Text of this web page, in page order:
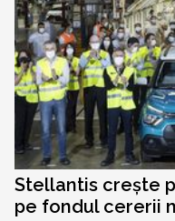
Stellantis crește
pe fondul cererii